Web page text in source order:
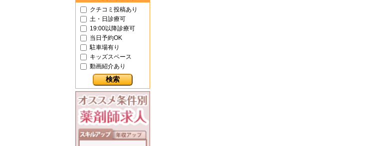
クチコミ投稿あり
土・日診療可
19:00以降診療可
当日予約OK
駐車場有り
キッズスペース
動画紹介あり